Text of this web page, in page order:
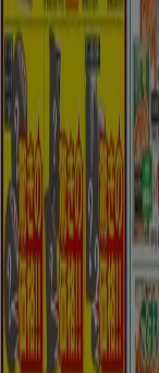
Tiendeoは世界中
業Shopfullyの一社
Tiendeo